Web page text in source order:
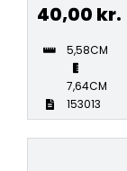
40,00 kr.
5,58CM
7,64CM
153013